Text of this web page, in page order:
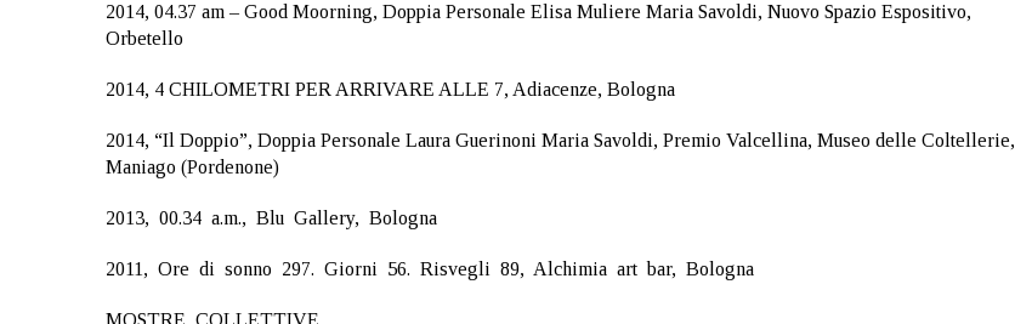
2014, 04.37 am – Good Moorning, Doppia Personale Elisa Muliere Maria Savoldi, Nuovo Spazio Espositivo,
Orbetello
2014, 4 CHILOMETRI PER ARRIVARE ALLE 7, Adiacenze, Bologna
2014, “Il Doppio”, Doppia Personale Laura Guerinoni Maria Savoldi, Premio Valcellina, Museo delle Coltellerie,
Maniago (Pordenone)
2013, 00.34 a.m., Blu Gallery, Bologna
2011, Ore di sonno 297. Giorni 56. Risvegli 89, Alchimia art bar, Bologna